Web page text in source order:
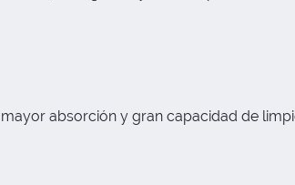
absorción y gran capacidad de